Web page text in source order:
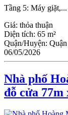
Tầng 5: Máy giặt,...
Giá: thỏa thuận
Diện tích: 65 m²
Quận/Huyện:
06/05/2026
Nhà phố
đỗ cửa 77m